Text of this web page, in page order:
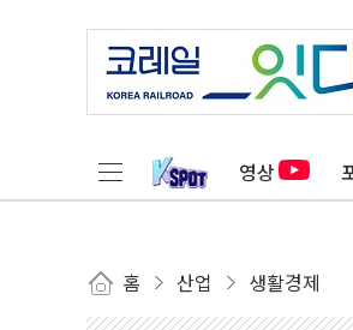
영상
홈 산업 생활경제